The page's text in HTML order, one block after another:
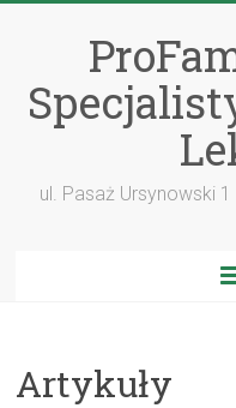
ul. Pasaż Ursynowski
Artykuły